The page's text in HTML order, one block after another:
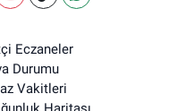
Eczaneler
Durumu
Vakitleri